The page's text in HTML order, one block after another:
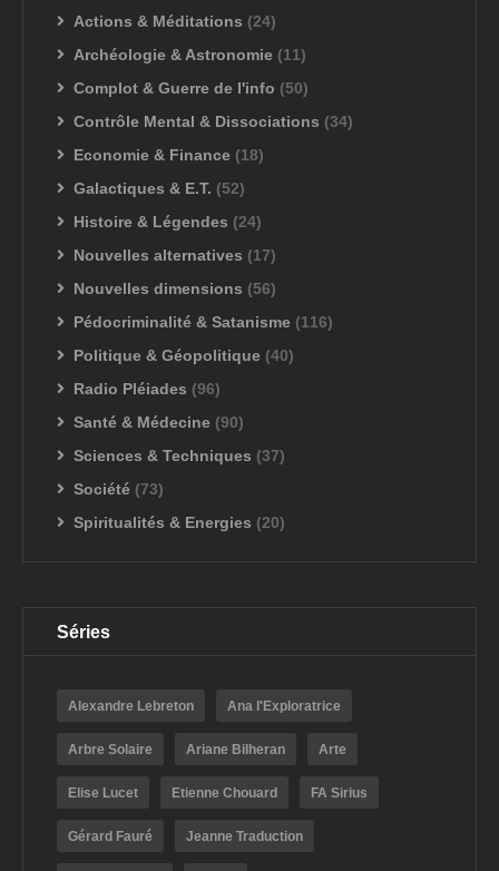
Actions & Méditations (24)
Archéologie & Astronomie (11)
Complot & Guerre de l'info (50)
Contrôle Mental & Dissociations (34)
Economie & Finance (18)
Galactiques & E.T. (52)
Histoire & Légendes (24)
Nouvelles alternatives (17)
Nouvelles dimensions (56)
Pédocriminalité & Satanisme (116)
Politique & Géopolitique (40)
Radio Pléiades (96)
Santé & Médecine (90)
Sciences & Techniques (37)
Société (73)
Spiritualités & Energies (20)
Séries
Alexandre Lebreton Ana l'Exploratrice
Arbre Solaire Ariane Bilheran Arte
Elise Lucet Etienne Chouard FA Sirius
Gérard Fauré Jeanne Traduction